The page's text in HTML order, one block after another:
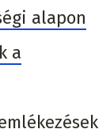
alapon
a